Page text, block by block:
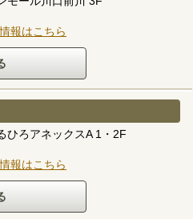
報はこちら
ひろアネックスA 1・2F
報はこちら